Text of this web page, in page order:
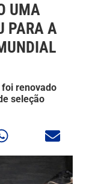
UMA
PARA A
renovado
seleção